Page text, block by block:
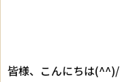
皆様、こんにちは(^^)/